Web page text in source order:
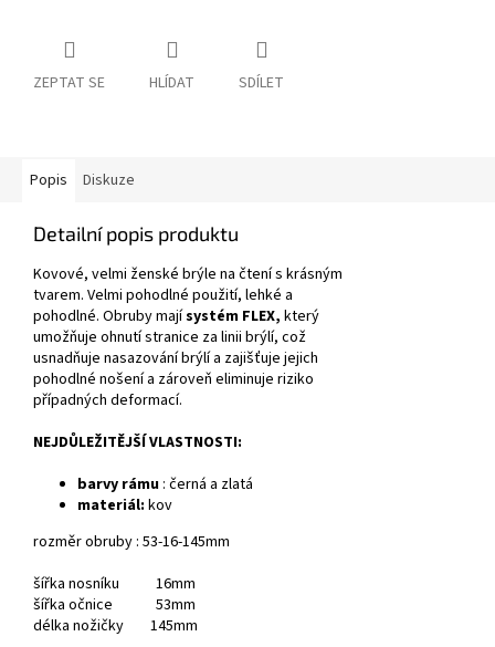
ZEPTAT SE HLÍDAT SDÍLET
Popis Diskuze
Detailní popis produktu
Kovové, velmi ženské brýle na čtení s krásným
tvarem. Velmi pohodlné použití, lehké a
pohodlné. Obruby majísystém FLEX, který
umožňuje ohnutí stranice za linii brýlí, což
usnadňuje nasazování brýlí a zajišťuje jejich
pohodlné nošení a zároveň eliminuje riziko
případných deformací.
NEJDŮLEŽITĚJŠÍ VLASTNOSTI:
barvy rámu : černá a zlatá
materiál: kov
rozměr obruby : 53-16-145mm
šířka nosníku 16mm
šířka očnice 53mm
délka nožičky 145mm